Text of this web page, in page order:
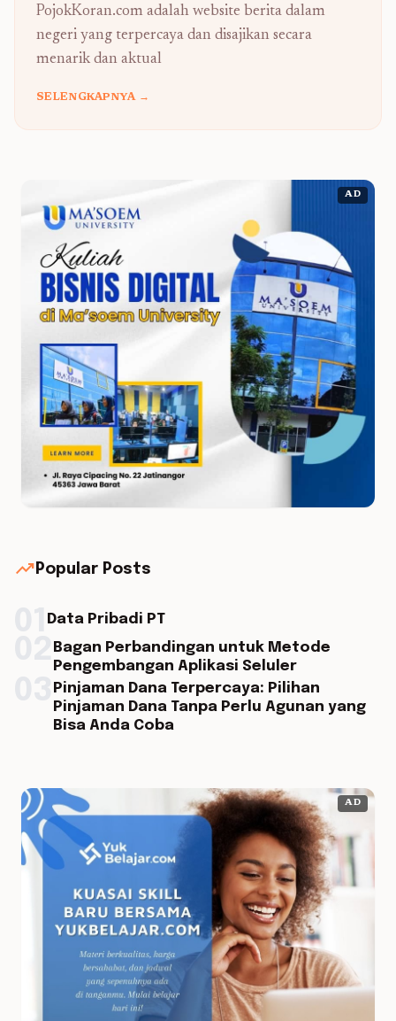
PojokKoran.com adalah website berita dalam
negeri yang terpercaya dan disajikan secara
menarik dan aktual
SELENGKAPNYA →
AD
trending_up Popular Posts
Data Pribadi PT
Bagan Perbandingan untuk Metode
Pengembangan Aplikasi Seluler
Pinjaman Dana Terpercaya: Pilihan
Pinjaman Dana Tanpa Perlu Agunan yang
Bisa Anda Coba
AD